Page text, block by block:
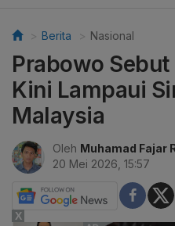
Berita Nasional
Prabowo Sebut
Kini Lampaui
Malaysia
Oleh Muhamad Fajar
20 Mei 2026, 15:57
X